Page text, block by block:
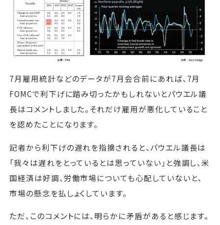
7月雇用統計などのデータが7月会合前にあれば、7月
FOMCで利下げに踏み切ったかもしれないとパウエル議
長はコメントしました。それだけ雇用が悪化していること
を認めたことになります。
記者から利下げの遅れを指摘されると、パウエル議長は
「我々は遅れをとっているとは思っていない」と強調し、米
国経済は好調、労働市場についても心配していないと、
市場の懸念を払しょくしています。
ただ、このコメントには、明らかに矛盾があると感じます。